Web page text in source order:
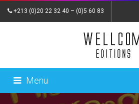
+213 (0)20 22 32 40 – (0)5 60 83
|
Menu